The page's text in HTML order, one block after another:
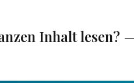
Inhalt lesen?